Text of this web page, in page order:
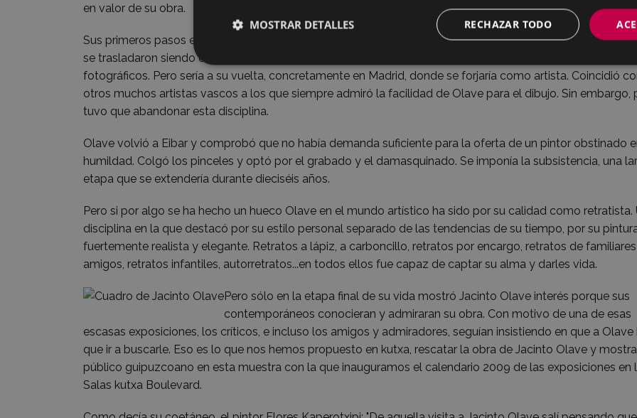
en valor de su obra.
Sus primeros pasos en el mundo artístico se produjeron en la ciudad argentina de Mercedes a la que sus
se trasladaron siendo él todavía un niño. Allí comenzó a ejercitarse en la copia al carboncillo de retratos
fotográficos. Pero sería a su vuelta, concretamente en Madrid, donde se forjaría como artista. Coincidió
otros muchos artistas vascos a los que siempre admiró la facilidad de Olave para el dibujo. Sin embargo,
tuvo que abandonar esta disciplina.
Olave volvió a Eibar y comprobó que no había demanda suficiente para la oferta de un pintor obstinado
humildad. Colgó los pinceles y optó por el grabado y el damasquinado. Se imponía la subsistencia, una
etapa que se extendería durante dieciséis años.
Pero si por algo se ha hecho un hueco Olave en el mundo artístico ha sido por su calidad como retratista.
disciplina en la que destacó por su estilo personal separado de las tendencias de su tiempo, por su
fuertemente realista y elegante. Retratos a lápiz, a carboncillo, retratos por encargo, retratos de
amigos, retratos infantiles, autorretratos...en todos ellos fue capaz de captar su alma y darles vida.
Pero sólo en la etapa final de su vida mostró Jacinto Olave interés porque sus
contemporáneos conocieran y admiraran su obra. Con motivo de una de esas
escasas exposiciones, los críticos, e incluso los amigos y admiradores, seguían insistiendo en que a Olave
que ir a buscarle. Eso es lo que nos hemos propuesto en kutxa, rescatar la obra de Jacinto Olave y
público guipuzcoano en esta muestra con la que inauguramos el calendario 2009 de las exposiciones en
Salas kutxa Boulevard.
RECHAZAR TODO
MOSTRAR DETALLES